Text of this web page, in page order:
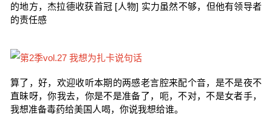
的地方，杰拉德收获首冠 [人物] 实力虽然不够，但他有领导者
的责任感
算了，好，欢迎收听本期的两感老言腔来配个音，是不是夜不
直昧呀，你我去，你是不是准备了，呃，不对，不是女者手，
我想准备毒药给美国人喝，你说我想给谁。